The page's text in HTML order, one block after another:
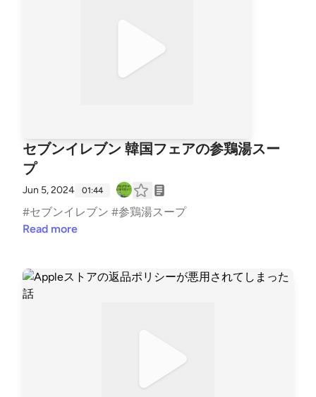
セブンイレブン 韓国フェアの参鶏湯スー
プ
Jun 5, 2024 01:44
#セブンイレブン #参鶏湯スープ
Read more